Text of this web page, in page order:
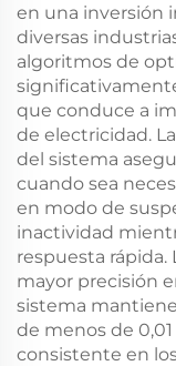
en una inversión
diversas
algoritmos de
que conduce a
de electricidad.
del sistema
cuando sea
en modo de
inactividad
respuesta rápida.
mayor precisión
sistema
de menos de
consistente en